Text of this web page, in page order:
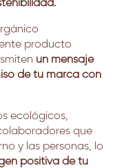
producto
un mensaje
de tu marca con
ecológicos,
que
y las personas, lo
positiva de tu